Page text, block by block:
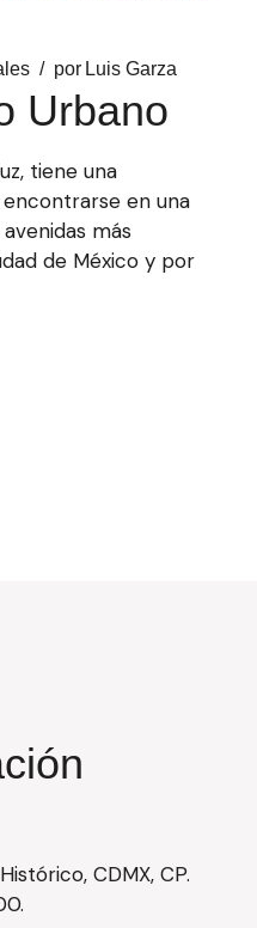
por Luis Garza
Urbano
tiene una
en una
más
de México y por
CDMX, CP.